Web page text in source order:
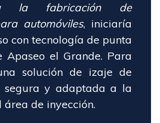
la fabricación de
automóviles, iniciaría
con tecnología de punta
Apaseo el Grande. Para
solución de izaje de
segura y adaptada a la
de inyección.